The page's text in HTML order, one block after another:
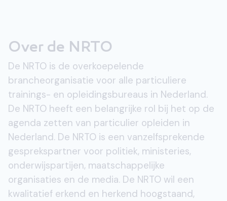
Over de NRTO
De NRTO is de overkoepelende
brancheorganisatie voor alle particuliere
trainings- en opleidingsbureaus in Nederland.
De NRTO heeft een belangrijke rol bij het op de
agenda zetten van particulier opleiden in
Nederland. De NRTO is een vanzelfsprekende
gesprekspartner voor politiek, ministeries,
onderwijspartijen, maatschappelijke
organisaties en de media. De NRTO wil een
kwalitatief erkend en herkend hoogstaand,